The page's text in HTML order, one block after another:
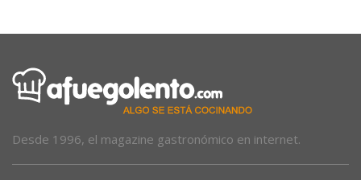
Desde 1996, el magazine gastronómico en internet.